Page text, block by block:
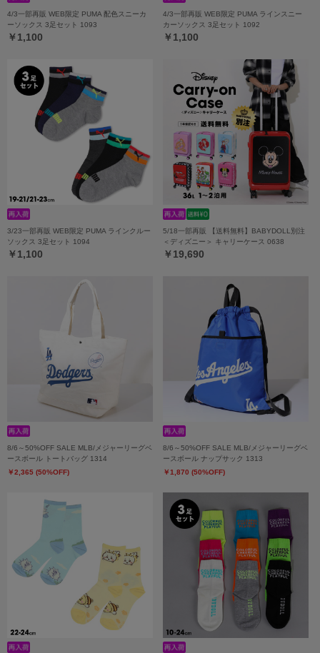
4/3一部再販 WEB限定 PUMA 配色スニーカ
ーソックス 3足セット 1093
￥1,100
4/3一部再販 WEB限定 PUMA ラインスニー
カーソックス 3足セット 1092
￥1,100
3/23一部再販 WEB限定 PUMA ラインクルー
ソックス 3足セット 1094
￥1,100
5/18一部再販 【送料無料】BABYDOLL別注
＜ディズニー＞ キャリーケース 0638
￥19,690
8/6～50%OFF SALE MLB/メジャーリーグベ
ースボール トートバッグ 1314
￥2,365 (50%OFF)
8/6～50%OFF SALE MLB/メジャーリーグベ
ースボール ナップサック 1313
￥1,870 (50%OFF)